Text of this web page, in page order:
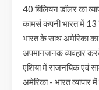
40 बिलियन डॉलर का
कामर्स कंपनी भारत में 13
भारत के साथ अमेरिका
अपमानजनक व्यवहार
एशिया में राजनयिक एवं
अमेरिका - भारत व्यापार